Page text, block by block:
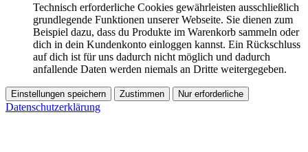
Technisch erforderliche Cookies gewährleisten ausschließlich
grundlegende Funktionen unserer Webseite. Sie dienen zum
Beispiel dazu, dass du Produkte im Warenkorb sammeln oder
dich in dein Kundenkonto einloggen kannst. Ein Rückschluss
auf dich ist für uns dadurch nicht möglich und dadurch
anfallende Daten werden niemals an Dritte weitergegeben.
Einstellungen speichern Zustimmen Nur erforderliche
Datenschutzerklärung